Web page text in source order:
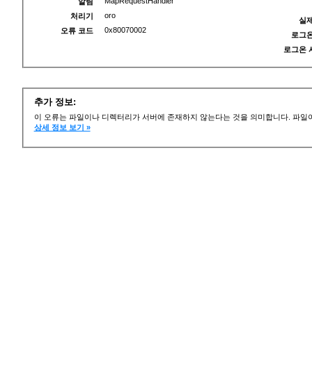
처리기
oro
오류 코드
0x80070002
실
로그
로그온
추가 정보:
이 오류는 파일이나 디렉터리가 서버에 존재하지 않는다는 것을 의미합니다. 파
상세 정보 보기 »